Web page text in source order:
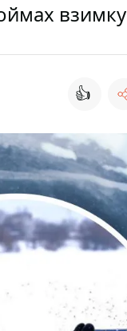
взимку
👍